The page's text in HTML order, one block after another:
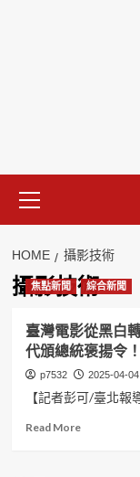
Menu
HOME 攝影技術
攝影技術
焦點新聞 綜合新聞
臺灣電影從黑白
代頒總統褒揚令！
p7532 2025-04-04
【記者彭可/臺北報
Read MoreRead